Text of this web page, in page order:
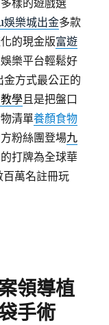
樣的遊戲選
娛樂城出金多款
的現金版富遊
樂平台輕鬆好
方式最公正的
學且是把盤口
清單養顏食物
粉絲團登場九
打牌為全球華
百萬名註冊玩
領導植
手術